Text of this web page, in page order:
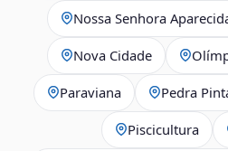
Nossa Senhora
Nova Cidade
Paraviana Pedra
Piscicultura